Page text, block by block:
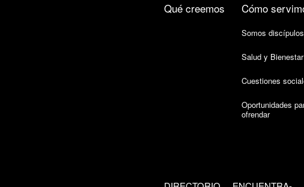
Qué creemos Cómo
Somos discípulos
Salud y Bienestar
Cuestiones
Oportunidades
ofrendar